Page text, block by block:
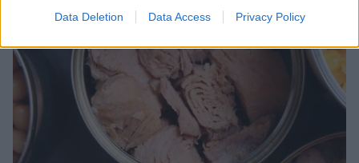
Data Deletion Data Access Privacy Policy